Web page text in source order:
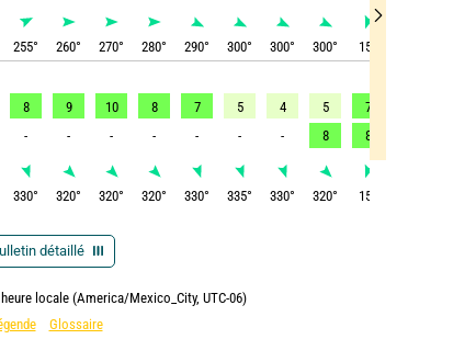
255° 260° 270° 280° 290° 300° 300° 300° 15
8 9 10 8 7 5 4 5 7
- - - - - - - 8 8
330° 320° 320° 320° 330° 335° 330° 320° 15
détaillé
locale (America/Mexico_City, UTC-06)
Glossaire